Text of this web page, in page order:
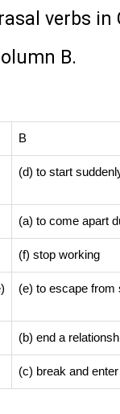
verbs in
B.
B
(d) to start
(a) to come apart
(f) stop working
(e) to escape from
(b) end a
(c) break and